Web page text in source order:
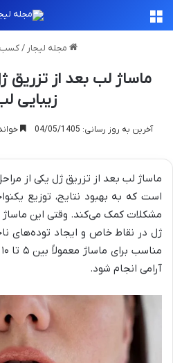
مجله لیجار /کسب
ماساژ لب بعد از تزریق
زیبایی
آخرین به روز رسانی: 04/05/1405 خواندن
ماساژ لب بعد از تزریق ژل یکی از
است که به بهبود نتایج، توزیع
مشکلات کمک می‌کند. وقتی این ماساژ
ژل در نقاط خاص و ایجاد توده‌های
آرامی انجام شود.